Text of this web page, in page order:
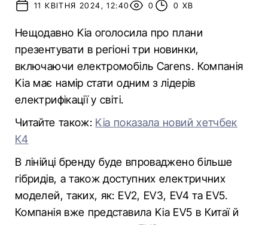
11 КВІТНЯ 2024, 12:40
0 0 ХВ
Нещодавно Kia оголосила про плани
презентувати в регіоні три новинки,
включаючи електромобіль Carens. Компанія
Kia має намір стати одним з лідерів
електрифікації у світі.
Читайте також: Kia показала новий хетчбек
К4
В лінійці бренду буде впроваджено більше
гібридів, а також доступних електричних
моделей, таких, як: EV2, EV3, EV4 та EV5.
Компанія вже представила Kia EV5 в Китаї й